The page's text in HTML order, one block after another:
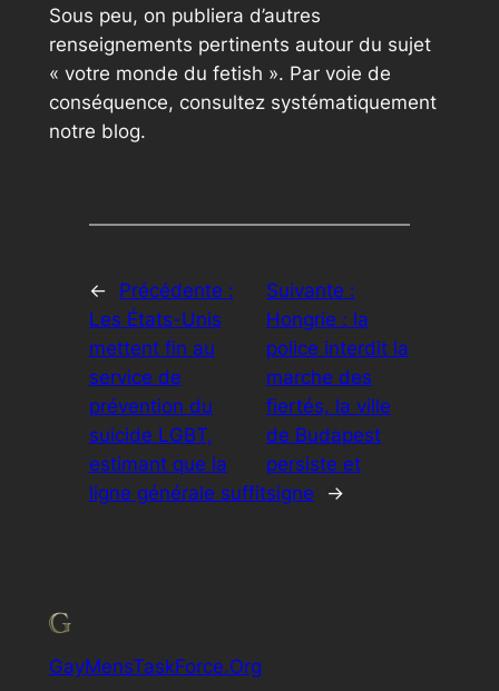
Sous peu, on publiera d’autres
renseignements pertinents autour du sujet
« votre monde du fetish ». Par voie de
conséquence, consultez systématiquement
notre blog.
←
Précédente :
Les États-Unis
mettent fin au
service de
prévention du
suicide LGBT,
estimant que la
ligne générale suffit
Suivante :
Hongrie : la
police interdit la
marche des
fiertés, la ville
de Budapest
persiste et
signe
→
GayMensTaskForce.Org